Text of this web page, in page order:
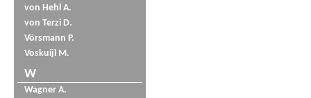
von Hehl A.
von Terzi D.
Vörsmann P.
Voskuijl M.
W
Wagner A.